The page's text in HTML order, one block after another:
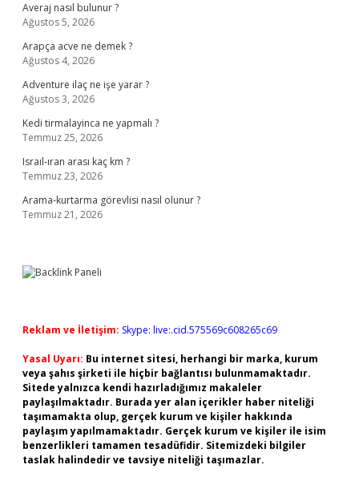
Averaj nasıl bulunur ?
Ağustos 5, 2026
Arapça acve ne demek ?
Ağustos 4, 2026
Adventure ilaç ne işe yarar ?
Ağustos 3, 2026
Kedi tirmalayinca ne yapmalı ?
Temmuz 25, 2026
Israıl-ıran arası kaç km ?
Temmuz 23, 2026
Arama-kurtarma görevlisi nasıl olunur ?
Temmuz 21, 2026
Reklam ve İletişim: Skype: live:.cid.575569c608265c69
Yasal Uyarı: Bu internet sitesi, herhangi bir marka, kurum
veya şahıs şirketi ile hiçbir bağlantısı bulunmamaktadır.
Sitede yalnızca kendi hazırladığımız makaleler
paylaşılmaktadır. Burada yer alan içerikler haber niteliği
taşımamakta olup, gerçek kurum ve kişiler hakkında
paylaşım yapılmamaktadır. Gerçek kurum ve kişiler ile isim
benzerlikleri tamamen tesadüfidir. Sitemizdeki bilgiler
taslak halindedir ve tavsiye niteliği taşımazlar.